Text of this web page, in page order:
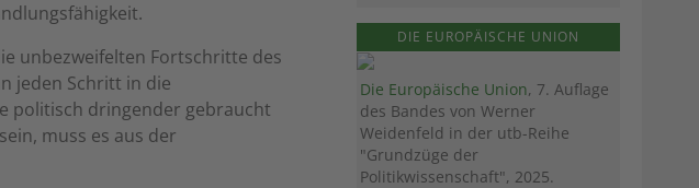
unbezweifelten Fortschritte des
jeden Schritt in die
politisch dringender gebraucht
muss es aus der
DIE EUROPÄISCHE UNION
Die Europäische Union, 7. Auflage
des Bandes von Werner
Weidenfeld in der utb-Reihe
"Grundzüge der
Politikwissenschaft", 2025.